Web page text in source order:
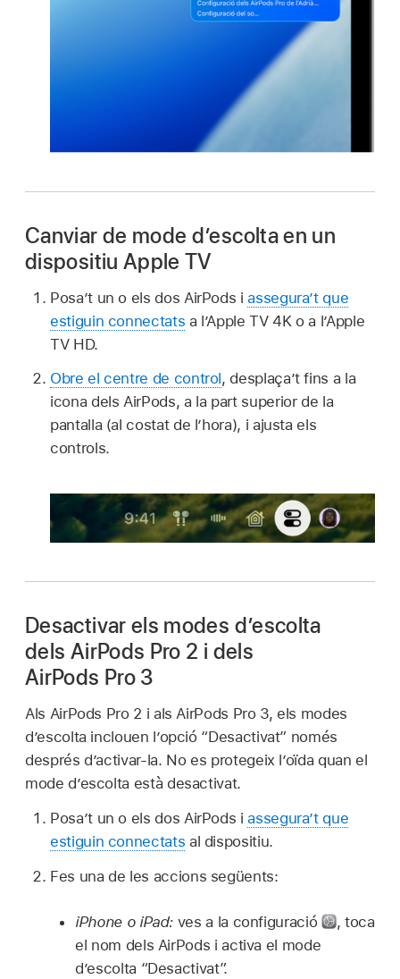
Canviar de mode d’escolta en un
dispositiu Apple TV
Posa’t un o els dos AirPods iassegura’t que
estiguin connectats a l’Apple TV 4K o a l’Apple
TV HD.
Obre el centre de control, desplaça’t fins a la
icona dels AirPods, a la part superior de la
pantalla (al costat de l’hora), i ajusta els
controls.
Desactivar els modes d’escolta
dels AirPods Pro 2 i dels
AirPods Pro 3
Als AirPods Pro 2 i als AirPods Pro 3, els modes
d’escolta inclouen l’opció “Desactivat” només
després d’activar-la. No es protegeix l’oïda quan el
mode d’escolta està desactivat.
Posa’t un o els dos AirPods iassegura’t que
estiguin connectats al dispositiu.
Fes una de les accions següents:
iPhone o iPad: ves a la configuració ,toca
el nom dels AirPods i activa el mode
d’escolta “Desactivat”.